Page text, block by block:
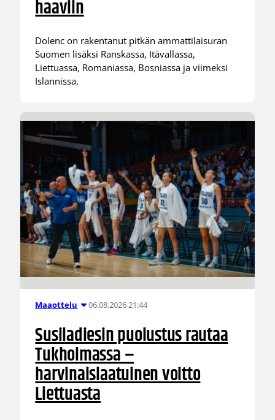
haaviin
Dolenc on rakentanut pitkän ammattilaisuran
Suomen lisäksi Ranskassa, Itävallassa,
Liettuassa, Romaniassa, Bosniassa ja viimeksi
Islannissa.
Maaottelu 06.08.2026 21:44
Susiladiesin puolustus rautaa
Tukholmassa –
harvinaislaatuinen voitto
Liettuasta